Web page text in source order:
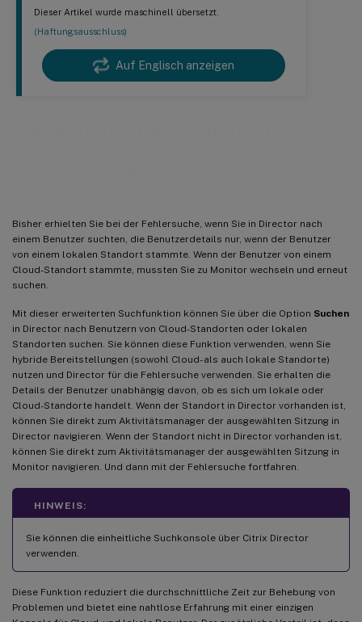
Dieser Artikel wurde maschinell übersetzt.
(Haftungsausschluss)
Auf Englisch anzeigen
Bisher erhielten Sie bei der Fehlersuche, wenn Sie in Director nach
einem Benutzer suchten, die Benutzerdetails nur, wenn der Benutzer
von einem lokalen Standort stammte. Wenn der Benutzer von einem
Cloud-Standort stammte, mussten Sie zu Monitor wechseln und erneut
suchen.
Mit dieser erweiterten Suchfunktion können Sie über die Option Suchen
in Director nach Benutzern von Cloud-Standorten oder lokalen
Standorten suchen. Sie können diese Funktion verwenden, wenn Sie
hybride Bereitstellungen (sowohl Cloud- als auch lokale Standorte)
nutzen und Director für die Fehlersuche verwenden. Sie erhalten die
Details der Benutzer unabhängig davon, ob es sich um lokale oder
Cloud-Standorte handelt. Wenn der Standort in Director vorhanden ist,
können Sie direkt zum Aktivitätsmanager der ausgewählten Sitzung in
Director navigieren. Wenn der Standort nicht in Director vorhanden ist,
können Sie direkt zum Aktivitätsmanager der ausgewählten Sitzung in
Monitor navigieren. Und dann mit der Fehlersuche fortfahren.
HINWEIS:
Sie können die einheitliche Suchkonsole über Citrix Director
verwenden.
Diese Funktion reduziert die durchschnittliche Zeit zur Behebung von
Problemen und bietet eine nahtlose Erfahrung mit einer einzigen